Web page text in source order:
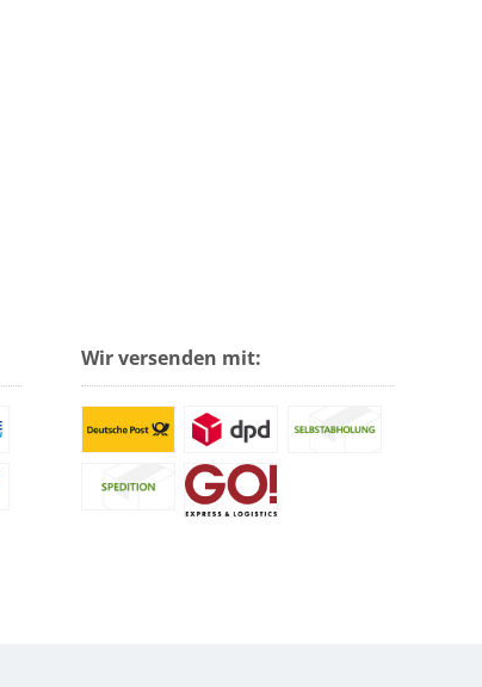
Wir versenden mit: